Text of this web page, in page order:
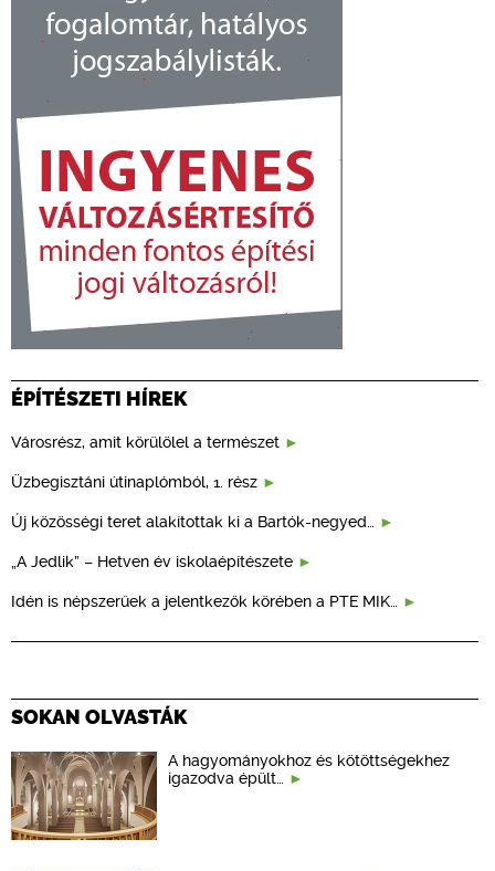
ÉPÍTÉSZETI HÍREK
Városrész, amit körülölel a természet
Üzbegisztáni útinaplómból, 1. rész
Új közösségi teret alakítottak ki a Bartók-negyed…
„A Jedlik” – Hetven év iskolaépítészete
Idén is népszerűek a jelentkezők körében a PTE MIK…
SOKAN OLVASTÁK
A hagyományokhoz és kötöttségekhez
igazodva épült…